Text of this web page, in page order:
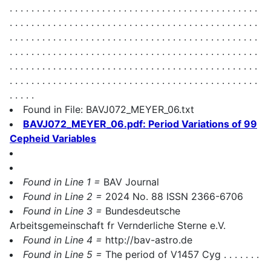
. . . . . . . . . . . . . . . . . . . . . . . . . . . . . . . . . . . . . . . . . . . . . .
. . . . . . . . . . . . . . . . . . . . . . . . . . . . . . . . . . . . . . . . . . . . . .
. . . . . . . . . . . . . . . . . . . . . . . . . . . . . . . . . . . . . . . . . . . . . .
. . . . . . . . . . . . . . . . . . . . . . . . . . . . . . . . . . . . . . . . . . . . . .
. . . . . . . . . . . . . . . . . . . . . . . . . . . . . . . . . . . . . . . . . . . . . .
. . . . . . . . . . . . . . . . . . . . . . . . . . . . . . . . . . . . . . . . . . . . . .
. . . . .
Found in File: BAVJ072_MEYER_06.txt
BAVJ072_MEYER_06.pdf: Period Variations of 99
Cepheid Variables
Found in Line 1 = BAV Journal
Found in Line 2 = 2024 No. 88 ISSN 2366-6706
Found in Line 3 = Bundesdeutsche
Arbeitsgemeinschaft fr Vernderliche Sterne e.V.
Found in Line 4 = http://bav-astro.de
Found in Line 5 = The period of V1457 Cyg . . . . . . .